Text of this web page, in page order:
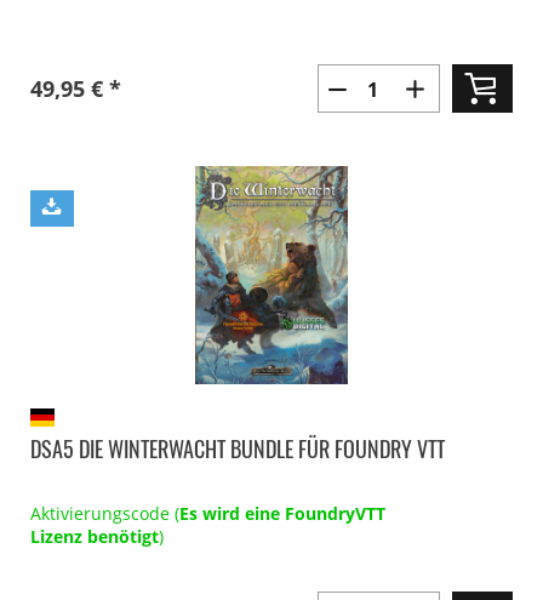
49,95 € *
DSA5 DIE WINTERWACHT BUNDLE FÜR FOUNDRY VTT
Aktivierungscode (Es wird eine FoundryVTT
Lizenz benötigt)